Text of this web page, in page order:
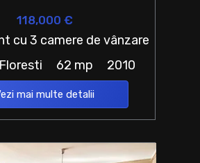
118,000 €
cu 3 camere de vânzare
62 mp 2010
mai multe detalii